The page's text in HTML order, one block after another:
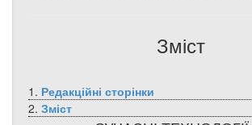
Зміст
1. Редакційні сторінки
2. Зміст